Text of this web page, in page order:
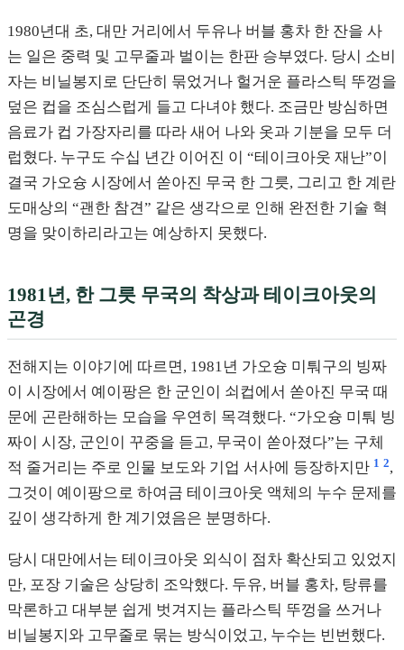
1980년대 초, 대만 거리에서 두유나 버블 홍차 한 잔을 사
는 일은 중력 및 고무줄과 벌이는 한판 승부였다. 당시 소비
자는 비닐봉지로 단단히 묶었거나 헐거운 플라스틱 뚜껑을
덮은 컵을 조심스럽게 들고 다녀야 했다. 조금만 방심하면
음료가 컵 가장자리를 따라 새어 나와 옷과 기분을 모두 더
럽혔다. 누구도 수십 년간 이어진 이 “테이크아웃 재난”이
결국 가오슝 시장에서 쏟아진 무국 한 그릇, 그리고 한 계란
도매상의 “괜한 참견” 같은 생각으로 인해 완전한 기술 혁
명을 맞이하리라고는 예상하지 못했다.
1981년, 한 그릇 무국의 착상과 테이크아웃의
곤경
전해지는 이야기에 따르면, 1981년 가오슝 미퉈구의 빙짜
이 시장에서 예이팡은 한 군인이 쇠컵에서 쏟아진 무국 때
문에 곤란해하는 모습을 우연히 목격했다. “가오슝 미퉈 빙
짜이 시장, 군인이 꾸중을 듣고, 무국이 쏟아졌다”는 구체
적 줄거리는 주로 인물 보도와 기업 서사에 등장하지만 1 2,
그것이 예이팡으로 하여금 테이크아웃 액체의 누수 문제를
깊이 생각하게 한 계기였음은 분명하다.
당시 대만에서는 테이크아웃 외식이 점차 확산되고 있었지
만, 포장 기술은 상당히 조악했다. 두유, 버블 홍차, 탕류를
막론하고 대부분 쉽게 벗겨지는 플라스틱 뚜껑을 쓰거나
비닐봉지와 고무줄로 묶는 방식이었고, 누수는 빈번했다.